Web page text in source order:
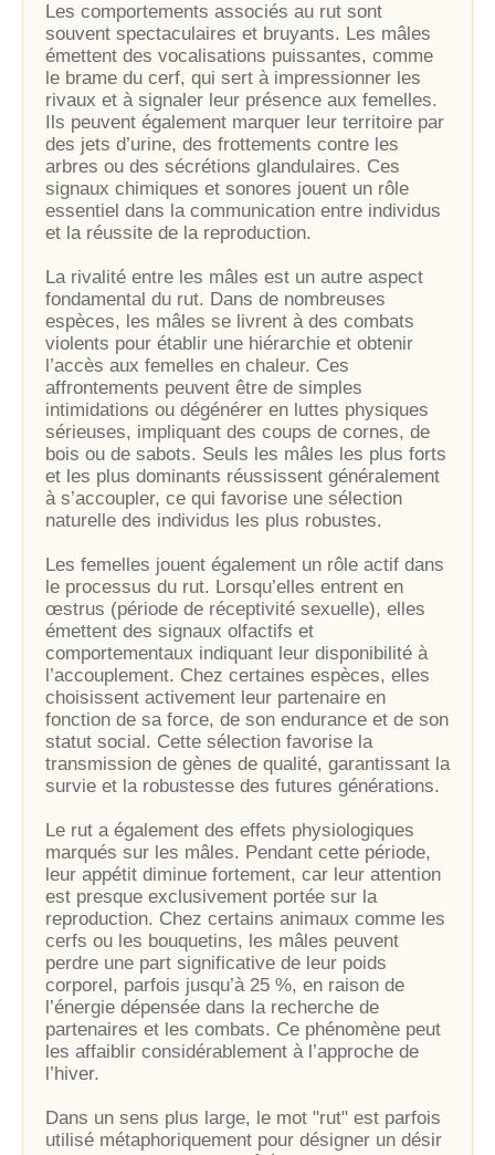
Les comportements associés au rut sont
souvent spectaculaires et bruyants. Les mâles
émettent des vocalisations puissantes, comme
le brame du cerf, qui sert à impressionner les
rivaux et à signaler leur présence aux femelles.
Ils peuvent également marquer leur territoire par
des jets d’urine, des frottements contre les
arbres ou des sécrétions glandulaires. Ces
signaux chimiques et sonores jouent un rôle
essentiel dans la communication entre individus
et la réussite de la reproduction.
La rivalité entre les mâles est un autre aspect
fondamental du rut. Dans de nombreuses
espèces, les mâles se livrent à des combats
violents pour établir une hiérarchie et obtenir
l’accès aux femelles en chaleur. Ces
affrontements peuvent être de simples
intimidations ou dégénérer en luttes physiques
sérieuses, impliquant des coups de cornes, de
bois ou de sabots. Seuls les mâles les plus forts
et les plus dominants réussissent généralement
à s’accoupler, ce qui favorise une sélection
naturelle des individus les plus robustes.
Les femelles jouent également un rôle actif dans
le processus du rut. Lorsqu’elles entrent en
œstrus (période de réceptivité sexuelle), elles
émettent des signaux olfactifs et
comportementaux indiquant leur disponibilité à
l’accouplement. Chez certaines espèces, elles
choisissent activement leur partenaire en
fonction de sa force, de son endurance et de son
statut social. Cette sélection favorise la
transmission de gènes de qualité, garantissant la
survie et la robustesse des futures générations.
Le rut a également des effets physiologiques
marqués sur les mâles. Pendant cette période,
leur appétit diminue fortement, car leur attention
est presque exclusivement portée sur la
reproduction. Chez certains animaux comme les
cerfs ou les bouquetins, les mâles peuvent
perdre une part significative de leur poids
corporel, parfois jusqu’à 25 %, en raison de
l’énergie dépensée dans la recherche de
partenaires et les combats. Ce phénomène peut
les affaiblir considérablement à l’approche de
l’hiver.
Dans un sens plus large, le mot "rut" est parfois
utilisé métaphoriquement pour désigner un désir